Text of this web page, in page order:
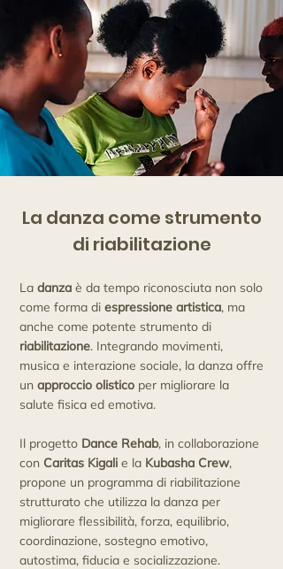
La danza come strumento
di riabilitazione
La danza è da tempo riconosciuta non solo
come forma di espressione artistica, ma
anche come potente strumento di
riabilitazione. Integrando movimenti,
musica e interazione sociale, la danza offre
un approccio olistico per migliorare la
salute fisica ed emotiva.
Il progetto Dance Rehab, in collaborazione
con Caritas Kigali e la Kubasha Crew,
propone un programma di riabilitazione
strutturato che utilizza la danza per
migliorare flessibilità, forza, equilibrio,
coordinazione, sostegno emotivo,
autostima, fiducia e socializzazione.